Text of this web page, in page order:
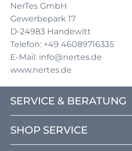
NerTes GmbH
Gewerbepark 17
D-24983 Handewitt
Telefon: +49 46089716335
E-Mail: info@nertes.de
www.nertes.de
SERVICE & BERATUNG
SHOP SERVICE